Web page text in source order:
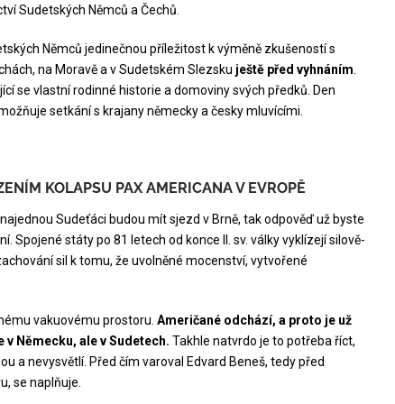
Sudetských Němců a Čechů.
Němců jedinečnou příležitost k výměně zkušeností s
na Moravě a v Sudetském Slezsku ještě před vyhnáním
se vlastní rodinné historie a domoviny svých předků. Den
setkání s krajany německy a česky mluvícími.
KOLAPSU PAX AMERICANA V EVROPĚ
Sudeťáci budou mít sjezd v Brně, tak odpověď už byste
Spojené státy po 81 letech od konce II. sv. války vyklízejí silově-
sil k tomu, že uvolněné mocenství, vytvořené
vakuovému prostoru. Američané odchází, a proto je už
Německu, ale v Sudetech. Takhle natvrdo je to potřeba říct,
a nevysvětlí. Před čím varoval Edvard Beneš, tedy před
se naplňuje.